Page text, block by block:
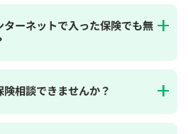
ーネットで入った保険でも無
相談できませんか？